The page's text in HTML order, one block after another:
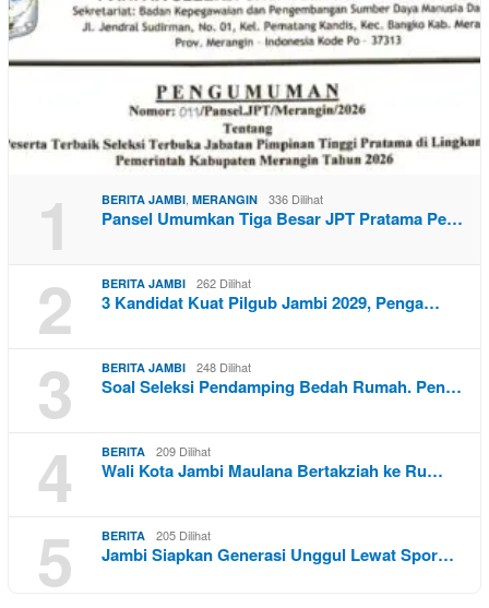
1 BERITA JAMBI, MERANGIN 336 Dilihat
Pansel Umumkan Tiga Besar JPT Pratama Pe…
2 BERITA JAMBI 262 Dilihat
3 Kandidat Kuat Pilgub Jambi 2029, Penga…
3 BERITA JAMBI 248 Dilihat
Soal Seleksi Pendamping Bedah Rumah. Pen…
4 BERITA 209 Dilihat
Wali Kota Jambi Maulana Bertakziah ke Ru…
5 BERITA 205 Dilihat
Jambi Siapkan Generasi Unggul Lewat Spor…